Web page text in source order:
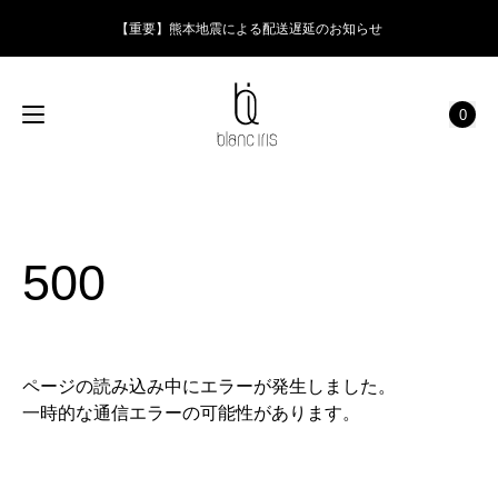
【重要】熊本地震による配送遅延のお知らせ
500
ページの読み込み中にエラーが発生しました。
一時的な通信エラーの可能性があります。